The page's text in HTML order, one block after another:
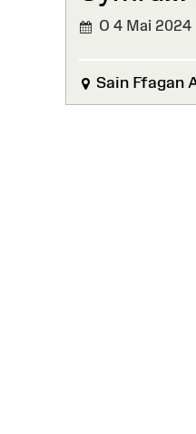
O 4 Mai 2024
Sain Ffagan